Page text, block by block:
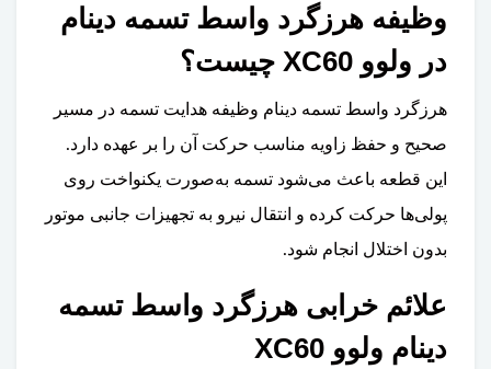
وظیفه هرزگرد واسط تسمه دینام
در ولوو XC60 چیست؟
هرزگرد واسط تسمه دینام وظیفه هدایت تسمه در مسیر
صحیح و حفظ زاویه مناسب حرکت آن را بر عهده دارد.
این قطعه باعث می‌شود تسمه به‌صورت یکنواخت روی
پولی‌ها حرکت کرده و انتقال نیرو به تجهیزات جانبی موتور
بدون اختلال انجام شود.
علائم خرابی هرزگرد واسط تسمه
دینام ولوو XC60